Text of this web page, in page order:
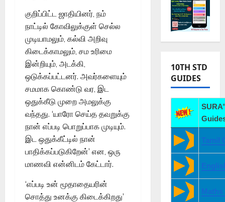
குறிப்பிட்ட ஜாதியினர், நம்
நாட்டில் கோவிலுக்குள் செல்ல
முடியாமலும், கல்வி அறிவு
கிடைக்காமலும், சம உரிமை
இன்றியும், அடக்கி,
ஒடுக்கப்பட்டனர். அவர்களையும்
சமமாக கொண்டு வர, இட
ஒதுக்கீடு முறை அமலுக்கு
வந்தது. ‘யாரோ செய்த தவறுக்கு
நான் எப்படி பொறுப்பாக முடியும்.
இட ஒதுக்கீட்டில் நான்
பாதிக்கப்படுகிறேன்’ என, ஒரு
மாணவி என்னிடம் கேட்டார்.
‘எப்படி உன் மூதாதையரின்
சொத்து உனக்கு கிடைக்கிறது’
10TH STD
GUIDES
Tamil
Maths